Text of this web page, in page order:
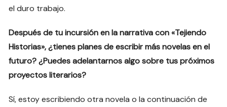
el duro trabajo.
Después de tu incursión en la narrativa con «Tejiendo
Historias», ¿tienes planes de escribir más novelas en el
futuro? ¿Puedes adelantarnos algo sobre tus próximos
proyectos literarios?
Sí, estoy escribiendo otra novela o la continuación de